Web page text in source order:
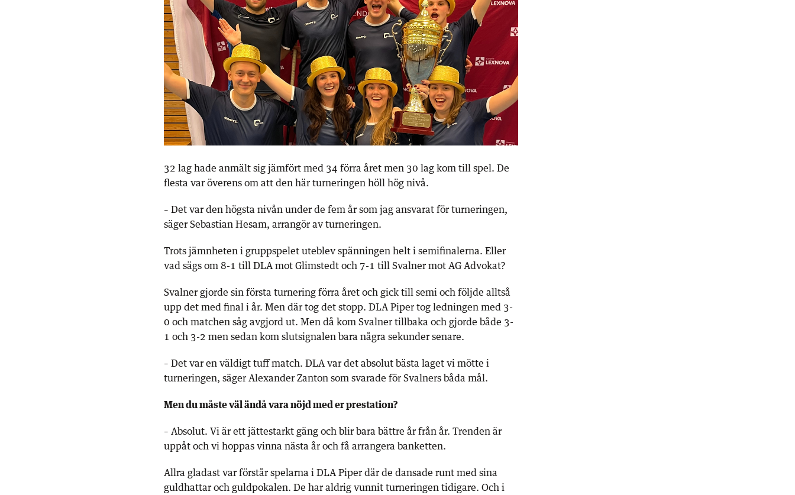
32 lag hade anmält sig jämfört med 34 förra året men 30 lag kom till spel. De
flesta var överens om att den här turneringen höll hög nivå.
– Det var den högsta nivån under de fem år som jag ansvarat för turneringen,
säger Sebastian Hesam, arrangör av turneringen.
Trots jämnheten i gruppspelet uteblev spänningen helt i semifinalerna. Eller
vad sägs om 8-1 till DLA mot Glimstedt och 7-1 till Svalner mot AG Advokat?
Svalner gjorde sin första turnering förra året och gick till semi och följde alltså
upp det med final i år. Men där tog det stopp. DLA Piper tog ledningen med 3-
0 och matchen såg avgjord ut. Men då kom Svalner tillbaka och gjorde både 3-
1 och 3-2 men sedan kom slutsignalen bara några sekunder senare.
– Det var en väldigt tuff match. DLA var det absolut bästa laget vi mötte i
turneringen, säger Alexander Zanton som svarade för Svalners båda mål.
Men du måste väl ändå vara nöjd med er prestation?
– Absolut. Vi är ett jättestarkt gäng och blir bara bättre år från år. Trenden är
uppåt och vi hoppas vinna nästa år och få arrangera banketten.
Allra gladast var förstår spelarna i DLA Piper där de dansade runt med sina
guldhattar och guldpokalen. De har aldrig vunnit turneringen tidigare. Och i